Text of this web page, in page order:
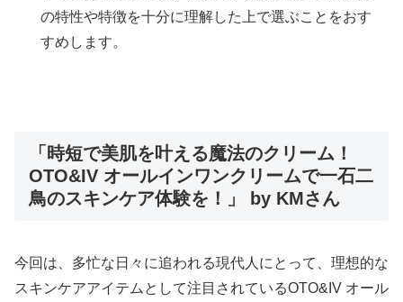
の特性や特徴を十分に理解した上で選ぶことをおす
すめします。
「時短で美肌を叶える魔法のクリーム！
OTO&IV オールインワンクリームで一石二
鳥のスキンケア体験を！」 by KMさん
今回は、多忙な日々に追われる現代人にとって、理想的な
スキンケアアイテムとして注目されているOTO&IV オール